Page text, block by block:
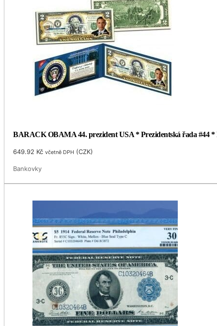
BARACK OBAMA 44. prezident USA * Prezidentská řada #44 *
649.92 Kč včetně DPH (CZK)
Bankovky